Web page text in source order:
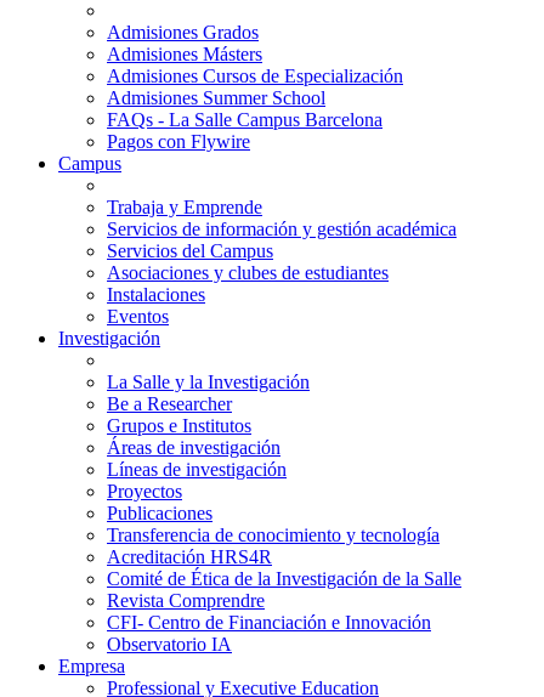
Admisiones Grados
Admisiones Másters
Admisiones Cursos de Especialización
Admisiones Summer School
FAQs - La Salle Campus Barcelona
Pagos con Flywire
Campus
Trabaja y Emprende
Servicios de información y gestión académica
Servicios del Campus
Asociaciones y clubes de estudiantes
Instalaciones
Eventos
Investigación
La Salle y la Investigación
Be a Researcher
Grupos e Institutos
Áreas de investigación
Líneas de investigación
Proyectos
Publicaciones
Transferencia de conocimiento y tecnología
Acreditación HRS4R
Comité de Ética de la Investigación de la Salle
Revista Comprendre
CFI- Centro de Financiación e Innovación
Observatorio IA
Empresa
Professional y Executive Education